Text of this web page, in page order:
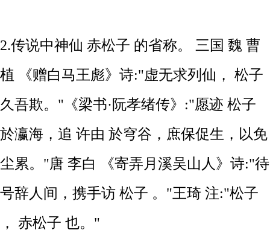
2.传说中神仙 赤松子 的省称。 三国 魏 曹
植 《赠白马王彪》诗:"虚无求列仙， 松子
久吾欺。"《梁书·阮孝绪传》:"愿迹 松子
於瀛海，追 许由 於穹谷，庶保促生，以免
尘累。"唐 李白 《寄弄月溪吴山人》诗:"待
号辞人间，携手访 松子 。"王琦 注:"松子
， 赤松子 也。"